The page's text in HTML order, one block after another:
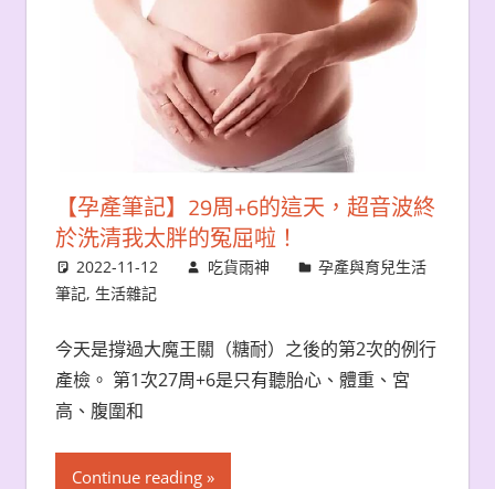
【孕產筆記】29周+6的這天，超音波終
於洗清我太胖的冤屈啦！
2022-11-12 吃貨雨神
孕產與育兒生活
筆記, 生活雜記
今天是撐過大魔王關（糖耐）之後的第2次的例行
產檢。 第1次27周+6是只有聽胎心、體重、宮
高、腹圍和
Continue reading